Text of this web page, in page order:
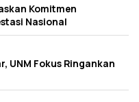
Komitmen
Nasional
UNM Fokus Ringankan